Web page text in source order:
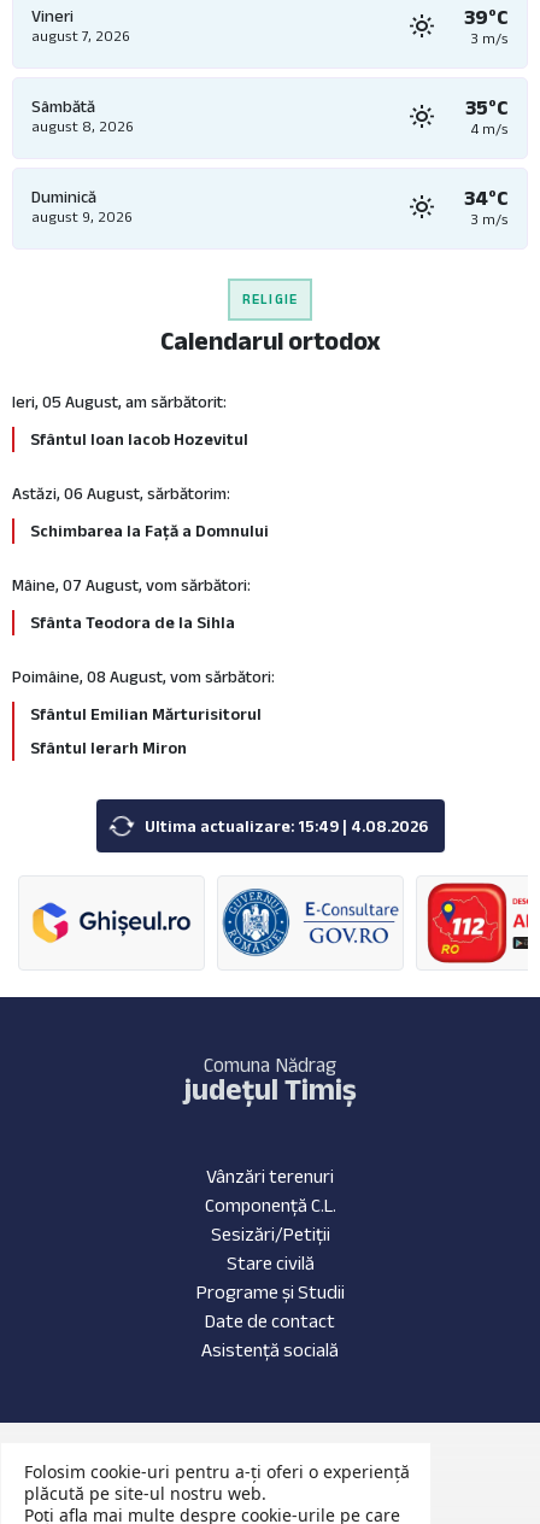
Vineri
august 7, 2026
39°C
3 m/s
Sâmbătă
august 8, 2026
35°C
4 m/s
Duminică
august 9, 2026
34°C
3 m/s
RELIGIE
Calendarul ortodox
Ieri, 05 August, am sărbătorit:
Sfântul Ioan Iacob Hozevitul
Astăzi, 06 August, sărbătorim:
Schimbarea la Față a Domnului
Mâine, 07 August, vom sărbători:
Sfânta Teodora de la Sihla
Poimâine, 08 August, vom sărbători:
Sfântul Emilian Mărturisitorul
Sfântul Ierarh Miron
Ultima actualizare: 15:49 | 4.08.2026
Comuna Nădrag
județul Timiș
Vânzări terenuri
Componență C.L.
Sesizări/Petiții
Stare civilă
Programe și Studii
Date de contact
Asistență socială
Date de contact
Evenimente Recente
Anunțuri Publice
Folosim cookie-uri pentru a-ți oferi o experiență
plăcută pe site-ul nostru web.
Poți afla mai multe despre cookie-urile pe care